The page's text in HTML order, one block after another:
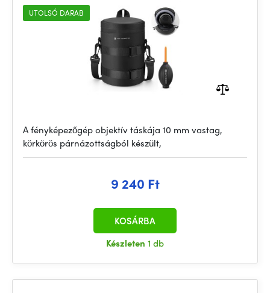
UTOLSÓ DARAB
A fényképezőgép objektív táskája 10 mm vastag,
körkörös párnázottságból készült,
9 240 Ft
Készleten 1 db
KOSÁRBA